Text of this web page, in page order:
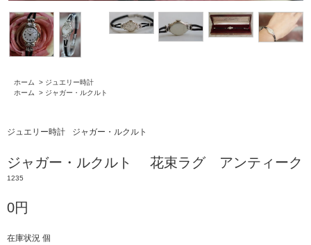
ホーム > ジュエリー時計
ホーム
> ジャガー・ルクルト
ジュエリー時計 ジャガー・ルクルト
ジャガー・ルクルト 花束ラグ アンティーク
1235
0円
在庫状況 個